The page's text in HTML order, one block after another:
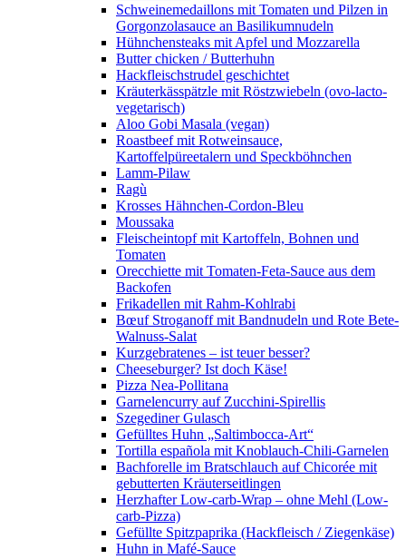
Schweinemedaillons mit Tomaten und Pilzen in
Gorgonzolasauce an Basilikumnudeln
Hühnchensteaks mit Apfel und Mozzarella
Butter chicken / Butterhuhn
Hackfleischstrudel geschichtet
Kräuterkässpätzle mit Röstzwiebeln (ovo-lacto-
vegetarisch)
Aloo Gobi Masala (vegan)
Roastbeef mit Rotweinsauce,
Kartoffelpüreetalern und Speckböhnchen
Lamm-Pilaw
Ragù
Krosses Hähnchen-Cordon-Bleu
Moussaka
Fleischeintopf mit Kartoffeln, Bohnen und
Tomaten
Orecchiette mit Tomaten-Feta-Sauce aus dem
Backofen
Frikadellen mit Rahm-Kohlrabi
Bœuf Stroganoff mit Bandnudeln und Rote Bete-
Walnuss-Salat
Kurzgebratenes – ist teuer besser?
Cheeseburger? Ist doch Käse!
Pizza Nea-Pollitana
Garnelencurry auf Zucchini-Spirellis
Szegediner Gulasch
Gefülltes Huhn „Saltimbocca-Art“
Tortilla española mit Knoblauch-Chili-Garnelen
Bachforelle im Bratschlauch auf Chicorée mit
gebutterten Kräuterseitlingen
Herzhafter Low-carb-Wrap – ohne Mehl (Low-
carb-Pizza)
Gefüllte Spitzpaprika (Hackfleisch / Ziegenkäse)
Huhn in Mafé-Sauce